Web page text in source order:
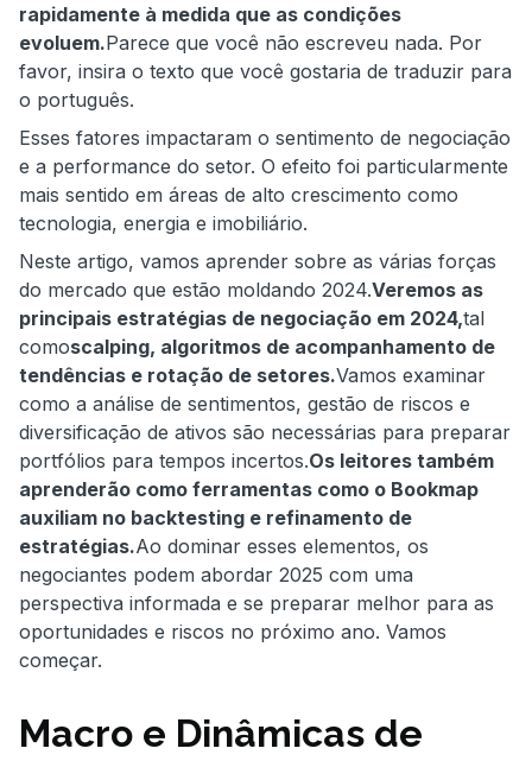
rapidamente à medida que as condições
evoluem.Parece que você não escreveu nada. Por
favor, insira o texto que você gostaria de traduzir para
o português.
Esses fatores impactaram o sentimento de negociação
e a performance do setor. O efeito foi particularmente
mais sentido em áreas de alto crescimento como
tecnologia, energia e imobiliário.
Neste artigo, vamos aprender sobre as várias forças
do mercado que estão moldando 2024.Veremos as
principais estratégias de negociação em 2024,tal
comoscalping, algoritmos de acompanhamento de
tendências e rotação de setores.Vamos examinar
como a análise de sentimentos, gestão de riscos e
diversificação de ativos são necessárias para preparar
portfólios para tempos incertos.Os leitores também
aprenderão como ferramentas como o Bookmap
auxiliam no backtesting e refinamento de
estratégias.Ao dominar esses elementos, os
negociantes podem abordar 2025 com uma
perspectiva informada e se preparar melhor para as
oportunidades e riscos no próximo ano. Vamos
começar.
Macro e Dinâmicas de